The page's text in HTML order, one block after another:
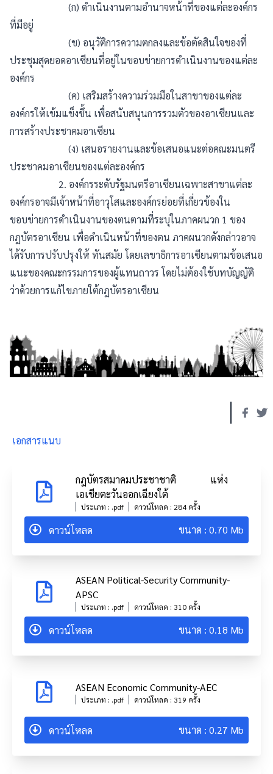
(ก) ดำเนินงานตามอำนาจหน้าที่ของแต่ละองค์กร
ที่มีอยู่
(ข) อนุวัติการความตกลงและข้อตัดสินใจของที่
ประชุมสุดยอดอาเซียนที่อยู่ในขอบข่ายการดำเนินงานของแต่ละ
องค์กร
(ค) เสริมสร้างความร่วมมือในสาขาของแต่ละ
องค์กรให้เข้มแข็งขึ้น เพื่อสนับสนุนการรวมตัวของอาเซียนและ
การสร้างประชาคมอาเซียน
(ง) เสนอรายงานและข้อเสนอแนะต่อคณะมนตรี
ประชาคมอาเซียนของแต่ละองค์กร
2. องค์กรระดับรัฐมนตรีอาเซียนเฉพาะสาขาแต่ละ
องค์กรอาจมีเจ้าหน้าที่อาวุโสและองค์กรย่อยที่เกี่ยวข้องใน
ขอบข่ายการดำเนินงานของตนตามที่ระบุในภาคผนวก 1 ของ
กฎบัตรอาเซียน เพื่อดำเนินหน้าที่ของตน ภาคผนวกดังกล่าวอาจ
ได้รับการปรับปรุงให้ ทันสมัย โดยเลขาธิการอาเซียนตามข้อเสนอ
แนะของคณะกรรมการของผู้แทนถาวร โดยไม่ต้องใช้บทบัญญัติ
ว่าด้วยการแก้ไขภายใต้กฎบัตรอาเซียน
เอกสารแนบ
กฎบัตรสมาคมประชาชาติ แห่ง
เอเชียตะวันออกเฉียงใต้
ประเภท : .pdf ดาวน์โหลด : 284 ครั้ง
ดาวน์โหลด ขนาด : 0.70 Mb
ASEAN Political-Security Community-
APSC
ประเภท : .pdf ดาวน์โหลด : 310 ครั้ง
ดาวน์โหลด ขนาด : 0.18 Mb
ASEAN Economic Community-AEC
ประเภท : .pdf ดาวน์โหลด : 319 ครั้ง
ดาวน์โหลด ขนาด : 0.27 Mb